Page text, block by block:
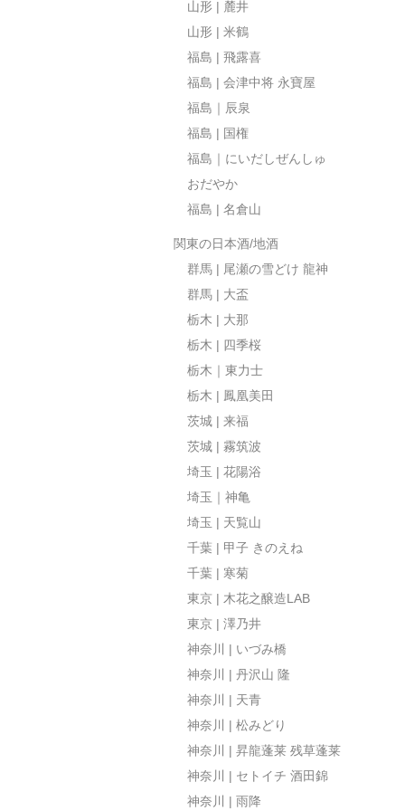
山形 | 麓井
山形 | 米鶴
福島 | 飛露喜
福島 | 会津中将 永寶屋
福島｜辰泉
福島 | 国権
福島｜にいだしぜんしゅ
おだやか
福島 | 名倉山
関東の日本酒/地酒
群馬 | 尾瀬の雪どけ 龍神
群馬 | 大盃
栃木 | 大那
栃木 | 四季桜
栃木｜東力士
栃木 | 鳳凰美田
茨城 | 来福
茨城 | 霧筑波
埼玉 | 花陽浴
埼玉｜神亀
埼玉 | 天覧山
千葉 | 甲子 きのえね
千葉 | 寒菊
東京 | 木花之醸造LAB
東京 | 澤乃井
神奈川 | いづみ橋
神奈川 | 丹沢山 隆
神奈川 | 天青
神奈川 | 松みどり
神奈川 | 昇龍蓬莱 残草蓬莱
神奈川 | セトイチ 酒田錦
神奈川 | 雨降